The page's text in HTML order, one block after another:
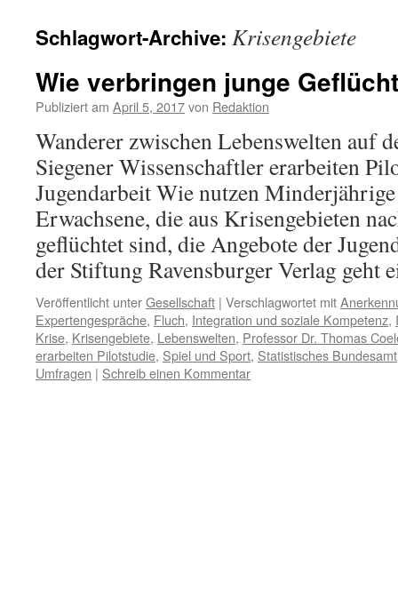
Schlagwort-Archive: Krisengebiete
Wie verbringen junge
Publiziert am April 5, 2017von Redaktion
Wanderer zwischen Lebenswelten auf
Siegener Wissenschaftler erarbeiten
Jugendarbeit Wie nutzen
Erwachsene, die aus Krisengebieten
geflüchtet sind, die Angebote der
der Stiftung Ravensburger Verlag
Veröffentlicht unterGesellschaft | Verschlagwortet mit
Expertengespräche, Fluch, Integration und soziale Kompetenz,
Krise, Krisengebiete, Lebenswelten, Professor Dr. Thomas
erarbeiten Pilotstudie, Spiel und Sport, Statistisches Bundesamt
Umfragen | Schreib einen Kommentar